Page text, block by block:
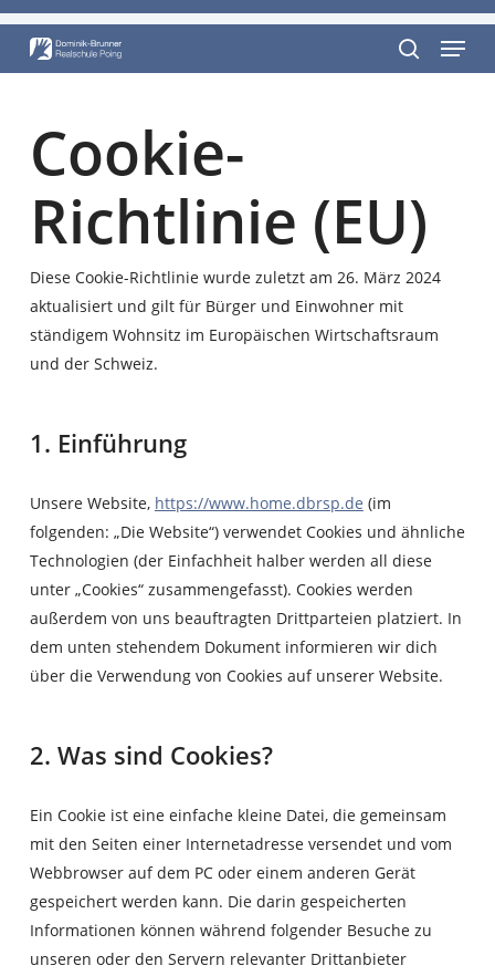
Skip
main
search
Menu
Cookie-
Richtlinie (EU)
Diese Cookie-Richtlinie wurde zuletzt am 26. März 2024
aktualisiert und gilt für Bürger und Einwohner mit
ständigem Wohnsitz im Europäischen Wirtschaftsraum
und der Schweiz.
1. Einführung
Unsere Website, https://www.home.dbrsp.de (im
folgenden: „Die Website“) verwendet Cookies und ähnliche
Technologien (der Einfachheit halber werden all diese
unter „Cookies“ zusammengefasst). Cookies werden
außerdem von uns beauftragten Drittparteien platziert. In
dem unten stehendem Dokument informieren wir dich
über die Verwendung von Cookies auf unserer Website.
2. Was sind Cookies?
Ein Cookie ist eine einfache kleine Datei, die gemeinsam
mit den Seiten einer Internetadresse versendet und vom
Webbrowser auf dem PC oder einem anderen Gerät
gespeichert werden kann. Die darin gespeicherten
Informationen können während folgender Besuche zu
unseren oder den Servern relevanter Drittanbieter
Close